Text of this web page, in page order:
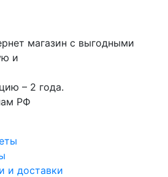
магазин с выгодными
и
– 2 года.
РФ
и доставки